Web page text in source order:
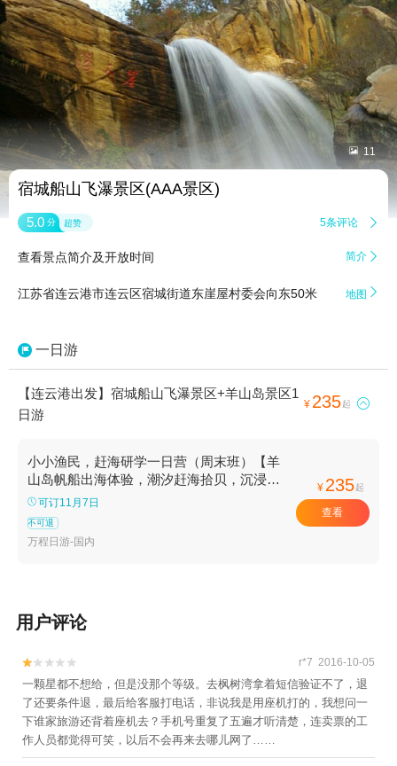
 11
宿城船山飞瀑景区(AAA景区)
5.0 分 超赞 5条评论 
查看景点简介及开放时间 简介 
江苏省连云港市连云区宿城街道东崖屋村委会向东50米 地图 
一日游
【连云港出发】宿城船山飞瀑景区+羊山岛景区1
日游
¥ 235起 
小小渔民，赶海研学一日营（周末班）【羊
山岛帆船出海体验，潮汐赶海拾贝，沉浸式
认识海洋生态】
可订11月7日
不可退
万程日游-国内
¥ 235起
查看
用户评论

 r*7 2016-10-05
一颗星都不想给，但是没那个等级。去枫树湾拿着短信验证不了，退
了还要条件退，最后给客服打电话，非说我是用座机打的，我想问一
下谁家旅游还背着座机去？手机号重复了五遍才听清楚，连卖票的工
作人员都觉得可笑，以后不会再来去哪儿网了……
